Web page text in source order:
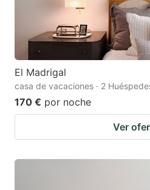
El Madrigal
casa de vacaciones · 2
170 € por noche
Ver